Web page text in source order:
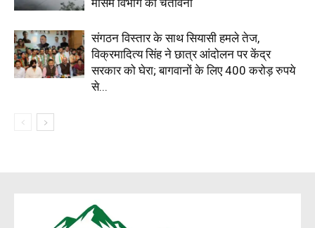
संगठन विस्तार के साथ सियासी हमले तेज,
विक्रमादित्य सिंह ने छात्र आंदोलन पर केंद्र
सरकार को घेरा; बागवानों के लिए 400 करोड़ रुपये
से...